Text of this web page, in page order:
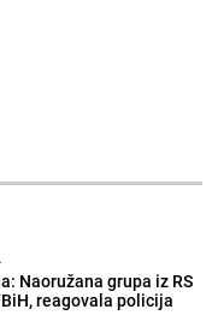
Naoružana grupa iz RS
reagovala policija